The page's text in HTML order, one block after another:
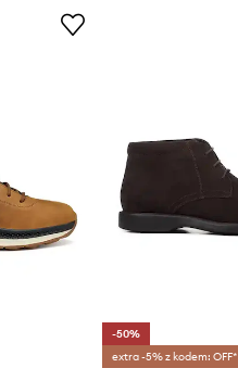
-50%
extra -5% z kodem: OFF*